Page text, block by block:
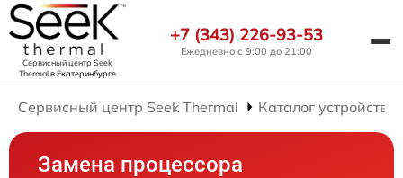
Сервисный центр Seek
Thermalв Екатеринбурге
+7 (343) 226-93-53
Ежедневно с 9:00 до 21:00
Сервисный центр Seek Thermal Каталог устройств
Замена процессора